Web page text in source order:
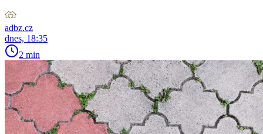
adbz.cz
dnes, 18:35
2 min